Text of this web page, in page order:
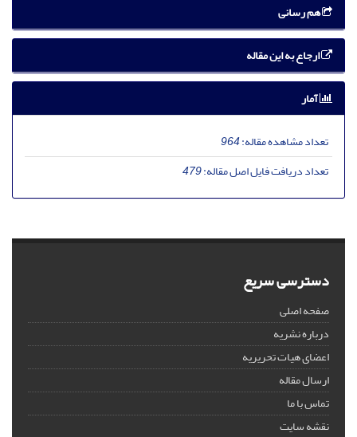
هم رسانی
ارجاع به این مقاله
آمار
تعداد مشاهده مقاله:964
تعداد دریافت فایل اصل مقاله:479
دسترسی سریع
صفحه اصلی
درباره نشریه
اعضای هیات تحریریه
ارسال مقاله
تماس با ما
نقشه سایت